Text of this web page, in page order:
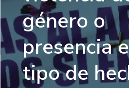
género o
presencia
tipo de